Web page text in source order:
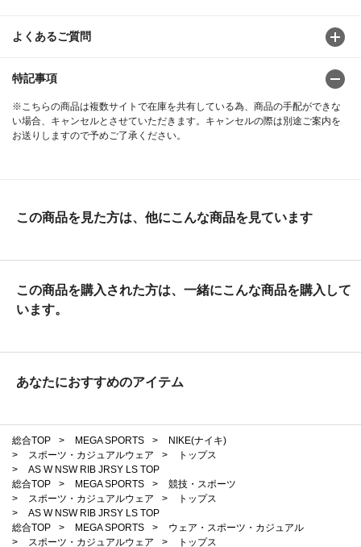
よくあるご質問
特記事項
※こちらの商品は複数サイトで在庫を共有している為、商品の手配ができな
い場合、キャンセルとさせていただきます。キャンセルの際は別途ご案内を
お送りしますので予めご了承ください。
この商品を見た方は、他にこんな商品を見ています
この商品を購入された方は、一緒にこんな商品を購入して
います。
あなたにおすすめのアイテム
総合TOP > MEGA SPORTS >
NIKE(ナイキ)
>
スポーツ・カジュアルウェア >
トップス
>
AS W NSW RIB JRSY LS TOP
総合TOP
> MEGA SPORTS >
競技・スポーツ
>
スポーツ・カジュアルウェア >
トップス
>
AS W NSW RIB JRSY LS TOP
総合TOP
> MEGA SPORTS >
ウェア・スポーツ・カジュアル
>
スポーツ・カジュアルウェア >
トップス